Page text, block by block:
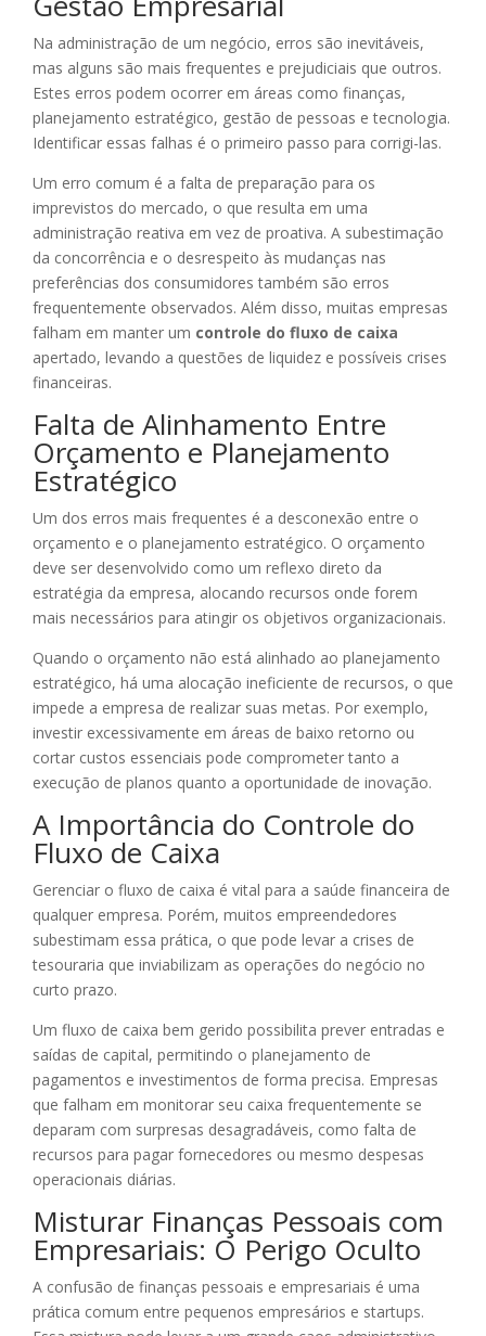
Na administração de um negócio, erros são inevitáveis,
mas alguns são mais frequentes e prejudiciais que outros.
Estes erros podem ocorrer em áreas como finanças,
planejamento estratégico, gestão de pessoas e tecnologia.
Identificar essas falhas é o primeiro passo para corrigi-las.
Um erro comum é a falta de preparação para os
imprevistos do mercado, o que resulta em uma
administração reativa em vez de proativa. A subestimação
da concorrência e o desrespeito às mudanças nas
preferências dos consumidores também são erros
frequentemente observados. Além disso, muitas empresas
falham em manter um controle do fluxo de caixa
apertado, levando a questões de liquidez e possíveis crises
financeiras.
Falta de Alinhamento Entre
Orçamento e Planejamento
Estratégico
Um dos erros mais frequentes é a desconexão entre o
orçamento e o planejamento estratégico. O orçamento
deve ser desenvolvido como um reflexo direto da
estratégia da empresa, alocando recursos onde forem
mais necessários para atingir os objetivos organizacionais.
Quando o orçamento não está alinhado ao planejamento
estratégico, há uma alocação ineficiente de recursos, o que
impede a empresa de realizar suas metas. Por exemplo,
investir excessivamente em áreas de baixo retorno ou
cortar custos essenciais pode comprometer tanto a
execução de planos quanto a oportunidade de inovação.
A Importância do Controle do
Fluxo de Caixa
Gerenciar o fluxo de caixa é vital para a saúde financeira de
qualquer empresa. Porém, muitos empreendedores
subestimam essa prática, o que pode levar a crises de
tesouraria que inviabilizam as operações do negócio no
curto prazo.
Um fluxo de caixa bem gerido possibilita prever entradas e
saídas de capital, permitindo o planejamento de
pagamentos e investimentos de forma precisa. Empresas
que falham em monitorar seu caixa frequentemente se
deparam com surpresas desagradáveis, como falta de
recursos para pagar fornecedores ou mesmo despesas
operacionais diárias.
Misturar Finanças Pessoais com
Empresariais: O Perigo Oculto
A confusão de finanças pessoais e empresariais é uma
prática comum entre pequenos empresários e startups.